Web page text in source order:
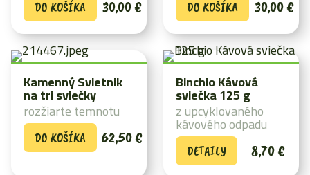
30,00€
DO KOŠÍKA 30,00€
DO KOŠÍKA
Kamenný Svietnik
na tri sviečky
62,50€
rozžiarte temnotu
DO KOŠÍKA
Binchio Kávová
sviečka 125 g
8,70€
z upcyklovaného
kávového odpadu
DETAILY